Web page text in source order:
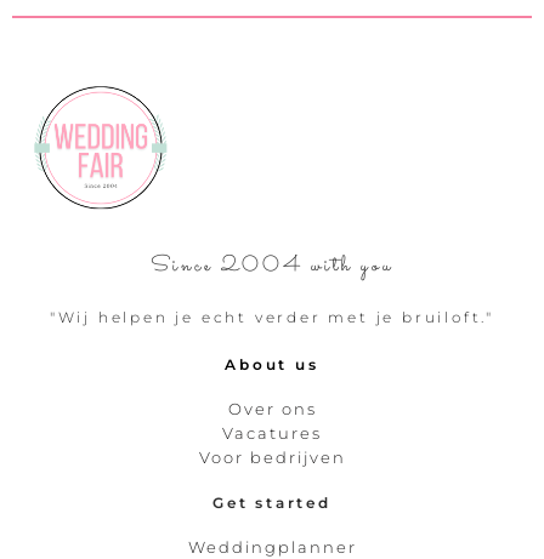
Since 2004 with you
"Wij helpen je echt verder met je bruiloft."
About us
Over ons
Vacatures
Voor bedrijven
Get started
Weddingplanner